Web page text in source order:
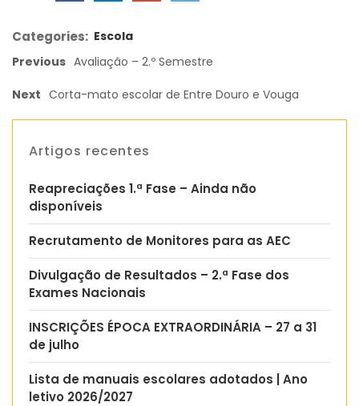
Categories: Escola
Previous Avaliação – 2.º Semestre
Next Corta-mato escolar de Entre Douro e Vouga
Artigos recentes
Reapreciações 1.ª Fase – Ainda não
disponíveis
Recrutamento de Monitores para as AEC
Divulgação de Resultados – 2.ª Fase dos
Exames Nacionais
INSCRIÇÕES ÉPOCA EXTRAORDINÁRIA – 27 a 31
de julho
Lista de manuais escolares adotados | Ano
letivo 2026/2027